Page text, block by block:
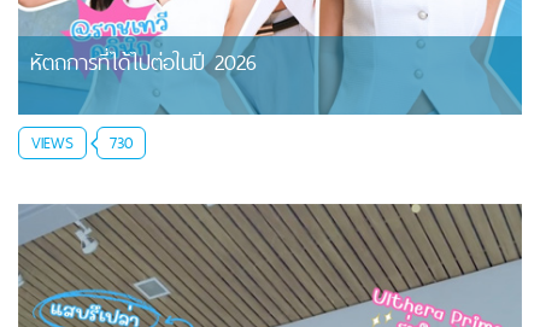
หัตถการที่ได้ไปต่อในปี 2026
VIEWS 730